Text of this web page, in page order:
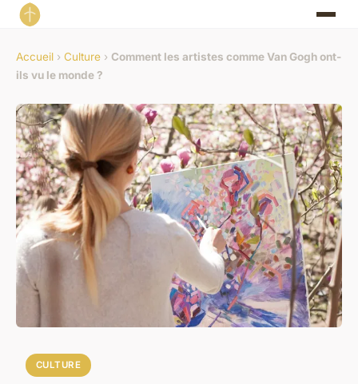
Accueil › Culture › Comment les artistes comme Van Gogh ont-
ils vu le monde ?
CULTURE